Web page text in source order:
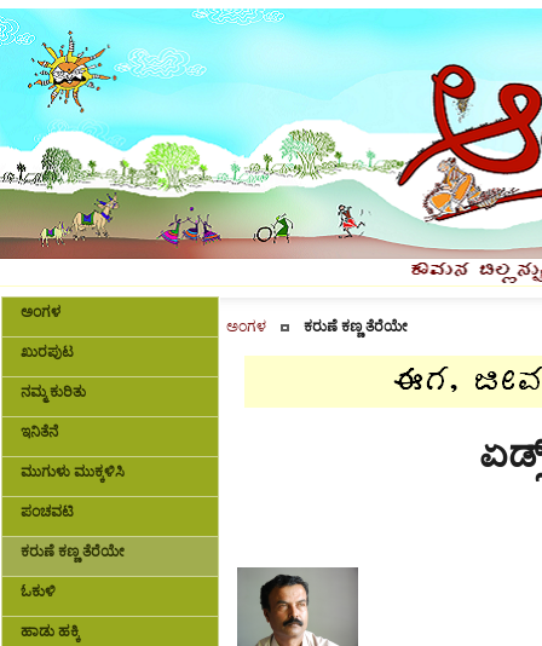
ಅಂಗಳ
ಖುರಪುಟ
ನಮ್ಮ ಕುರಿತು
ಇನಿತೆನೆ
ಮುಗುಳು ಮುಕ್ಕಳಿಸಿ
ಪಂಚವಟಿ
ಕರುಣೆ ಕಣ್ಣ ತೆರೆಯೇ
ಓಕುಳಿ
ಹಾಡು ಹಕ್ಕಿ
ಅಂಗಳ ಕರುಣೆ ಕಣ್ಣ ತೆರೆಯೇ